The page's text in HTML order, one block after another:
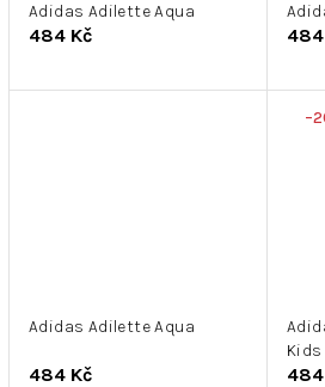
Adidas Adilette Aqua
484 Kč
Adidas Adilette Aqua
484 Kč
Kids